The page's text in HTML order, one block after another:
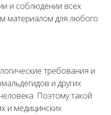
и соблюдении всех
материалом для любого
требования и
и других
Поэтому такой
и медицинских